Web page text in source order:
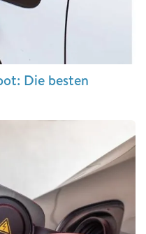
Die besten